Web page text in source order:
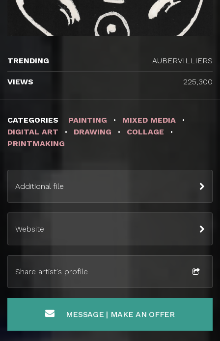
CATEGORIES PAINTING
MIXED MEDIA
DIGITAL ART
DRAWING
COLLAGE
PRINTMAKING
Additional file
Website
Share artist's profile
MESSAGE | MAKE AN OFFER
TRENDING AUBERVILLIERS
VIEWS 225,300